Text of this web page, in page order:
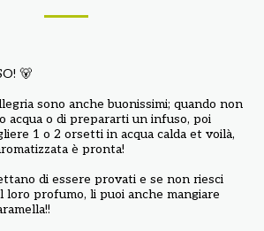
🐻
sono anche buonissimi; quando non
acqua o di prepararti un infuso, poi
1 o 2 orsetti in acqua calda et voilà,
è pronta!
di essere provati e se non riesci
loro profumo, li puoi anche mangiare